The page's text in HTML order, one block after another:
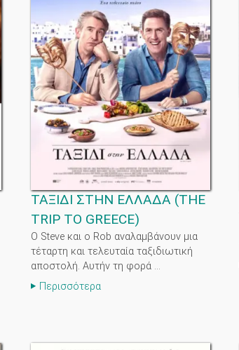
ΤΑΞΙΔΙ ΣΤΗΝ ΕΛΛΑΔΑ (THE
TRIP TO GREECE)
O Steve και ο Rob αναλαμβάνουν μια
τέταρτη και τελευταία ταξιδιωτική
αποστολή. Αυτήν τη φορά ...
Περισσότερα